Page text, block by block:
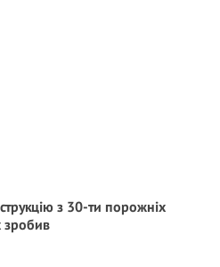
з 30-ти порожніх
зробив